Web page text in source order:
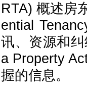
RTA) 概述房
ential
讯、资源和
a Property
握的信息。